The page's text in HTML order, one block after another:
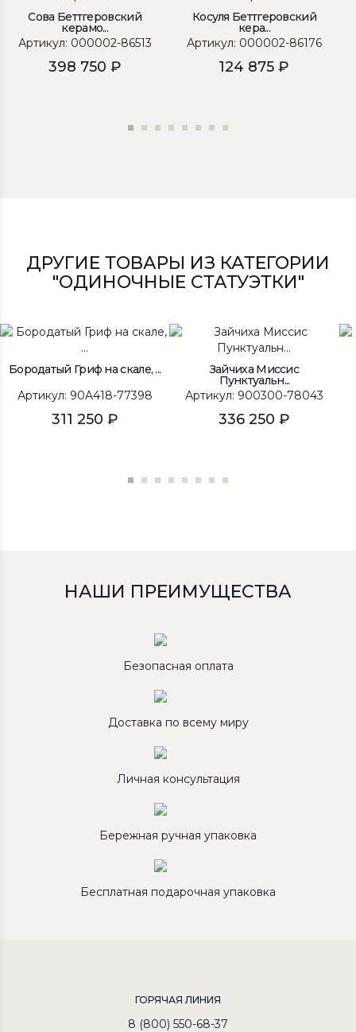
Сова Беттгеровский
керамо...
Артикул: 000002-86513
398 750 ₽
Косуля Беттгеровский
кера...
Артикул: 000002-86176
124 875 ₽
ДРУГИЕ ТОВАРЫ ИЗ КАТЕГОРИИ
"ОДИНОЧНЫЕ СТАТУЭТКИ"
Бородатый Гриф на скале, ...
Артикул: 90A418-77398
311 250 ₽
Зайчиха Миссис
Пунктуальн...
Артикул: 900300-78043
336 250 ₽
НАШИ ПРЕИМУЩЕСТВА
Безопасная оплата
Доставка по всему миру
Личная консультация
Бережная ручная упаковка
Бесплатная подарочная упаковка
ГОРЯЧАЯ ЛИНИЯ
8 (800) 550-68-37